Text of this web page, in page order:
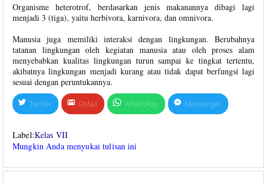
Organisme heterotrof, berdasarkan jenis makanannya dibagi lagi
menjadi 3 (tiga), yaitu herbivora, karnivora, dan omnivora.
Manusia juga memiliki interaksi dengan lingkungan. Berubahnya
tatanan lingkungan oleh kegiatan manusia atau oleh proses alam
menyebabkan kualitas lingkungan turun sampai ke tingkat tertentu,
akibatnya lingkungan menjadi kurang atau tidak dapat berfungsi lagi
sesuai dengan peruntukannya.
Twitter GMail WhatsApp Messenger
Label:Kelas VII
Mungkin Anda menyukai tulisan ini